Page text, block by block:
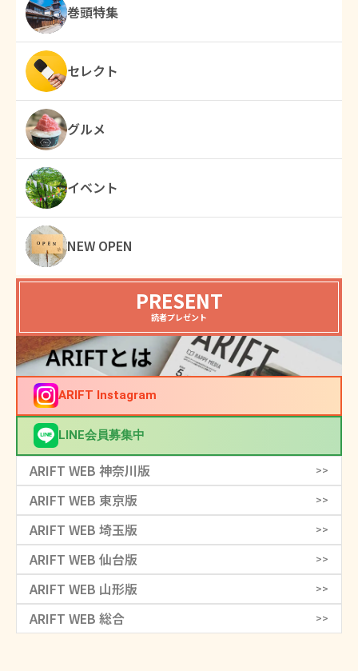
巻頭特集
セレクト
グルメ
イベント
NEW OPEN
PRESENT
読者プレゼント
ARIFT Instagram
LINE会員募集中
ARIFT WEB 神奈川版 >>
ARIFT WEB 東京版 >>
ARIFT WEB 埼玉版 >>
ARIFT WEB 仙台版 >>
ARIFT WEB 山形版 >>
ARIFT WEB 総合 >>